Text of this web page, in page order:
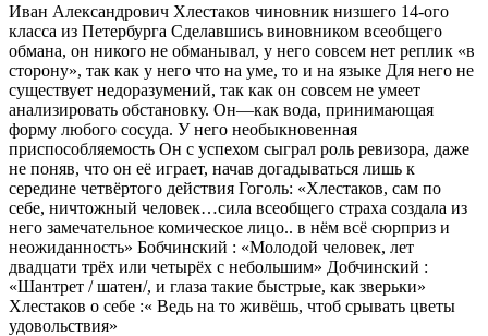
Иван Александрович Хлестаков чиновник низшего 14-ого
класса из Петербурга Сделавшись виновником всеобщего
обмана, он никого не обманывал, у него совсем нет реплик «в
сторону», так как у него что на уме, то и на языке Для него не
существует недоразумений, так как он совсем не умеет
анализировать обстановку. Он—как вода, принимающая
форму любого сосуда. У него необыкновенная
приспособляемость Он с успехом сыграл роль ревизора, даже
не поняв, что он её играет, начав догадываться лишь к
середине четвёртого действия Гоголь: «Хлестаков, сам по
себе, ничтожный человек…сила всеобщего страха создала из
него замечательное комическое лицо.. в нём всё сюрприз и
неожиданность» Бобчинский : «Молодой человек, лет
двадцати трёх или четырёх с небольшим» Добчинский :
«Шантрет / шатен/, и глаза такие быстрые, как зверьки»
Хлестаков о себе :« Ведь на то живёшь, чтоб срывать цветы
удовольствия»